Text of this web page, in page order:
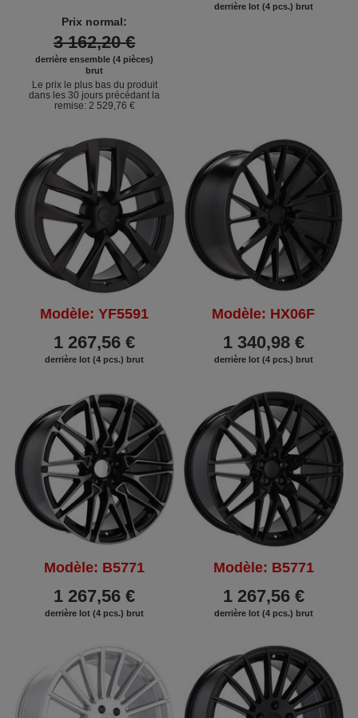
Prix normal:
3 162,20 €
derrière ensemble (4 pièces)
brut
Le prix le plus bas du produit
dans les 30 jours précédant la
remise: 2 529,76 €
derrière lot (4 pcs.) brut
Modèle: YF5591
1 267,56 €
derrière lot (4 pcs.) brut
Modèle: HX06F
1 340,98 €
derrière lot (4 pcs.) brut
Modèle: B5771
1 267,56 €
derrière lot (4 pcs.) brut
Modèle: B5771
1 267,56 €
derrière lot (4 pcs.) brut